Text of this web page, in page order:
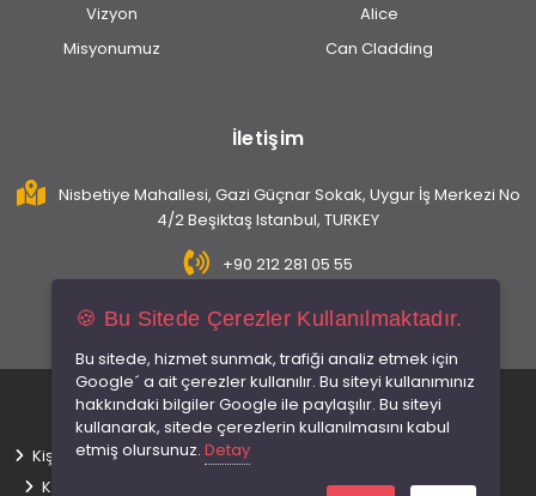
Vizyon
Misyonumuz
Alice
Can Cladding
İletişim
Nisbetiye Mahallesi, Gazi Güçnar Sokak, Uygur İş Merkezi No
4/2 Beşiktaş Istanbul, TURKEY
+90 212 281 05 55
info@caninsaat.com
© 2026 Tüm hakları saklıdır.
Kişisel Verilerin Korunması
Kullanım Koşulları
🍪 Bu Sitede Çerezler Kullanılmaktadır.
Bu sitede, hizmet sunmak, trafiği analiz etmek için
Google´ a ait çerezler kullanılır. Bu siteyi kullanımınız
hakkındaki bilgiler Google ile paylaşılır. Bu siteyi
kullanarak, sitede çerezlerin kullanılmasını kabul
etmiş olursunuz. Detay